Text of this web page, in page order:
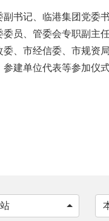
副书记、临港集团党委
员、管委会专职副主
、市经信委、市规资
建单位代表等参加仪式